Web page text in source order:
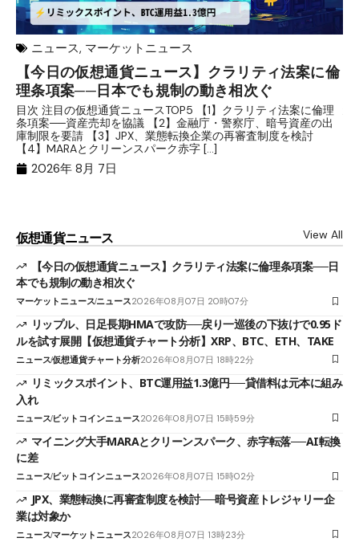
ニュース, マーケットニュース
【今日の仮想通貨ニュース】クラリティ法案に倫
理条項案──日本でも規制の動き相次ぐ
目次 注目の仮想通貨ニュースTOP5 【1】クラリティ法案に倫理
条項案──資産売却を協議 【2】金融庁・警察庁、暗号資産の出
庫制限を要請 【3】JPX、業態転換企業の再審査制度を検討
【4】MARAとクリーンスパーク赤字 […]
2026年 8月 7日
仮想通貨ニュース View All
【今日の仮想通貨ニュース】クラリティ法案に倫理条項案──日
本でも規制の動き相次ぐ
マーケットニュースニュース2026年08月07日 20時07分
リップル、日足長期HMAで攻防──戻り一巡後の下抜けで0.95ド
ルを試す展開【仮想通貨チャート分析】XRP、BTC、ETH、TAKE
ニュース仮想通貨チャート分析2026年08月07日 18時22分
リミックスポイント、BTC運用益1.3億円──貸借料は元本に組み
入れ
ニュースビットコインニュース2026年08月07日 15時59分
マイニング大手MARAとクリーンスパーク、赤字転落──AI転換
に差
ニュースビットコインニュース2026年08月07日 15時02分
JPX、業態転換に再審査制度を検討──暗号資産トレジャリー企
業は対象か
ニュースマーケットニュース2026年08月07日 13時23分